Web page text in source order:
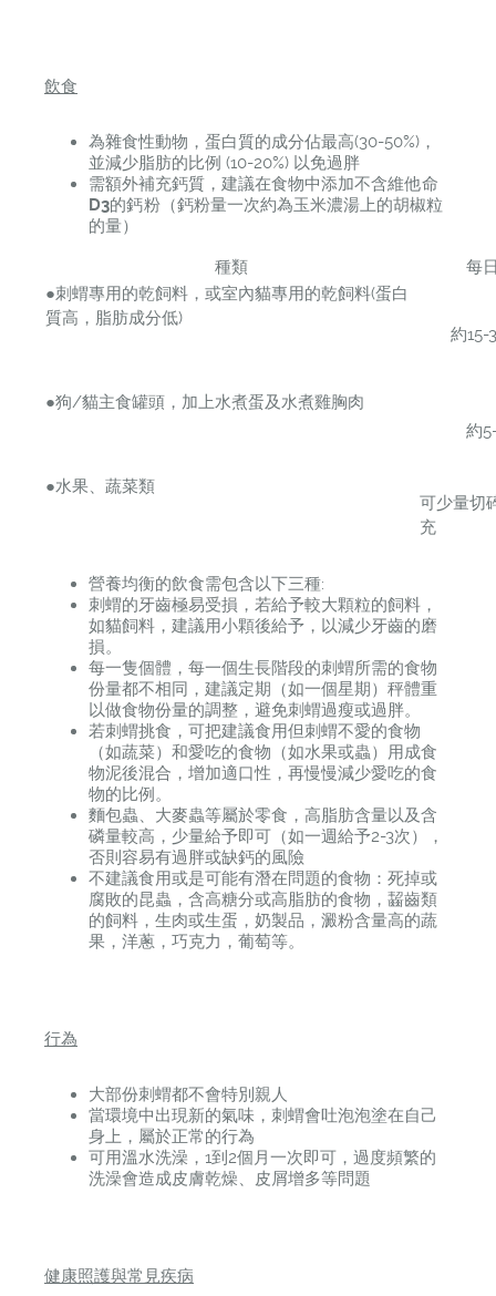
飲食
為雜食性動物，蛋白質的成分佔最高(30-50%)，
並減少脂肪的比例 (10-20%) 以免過胖
需額外補充鈣質，建議在食物中添加不含維他命
D3的鈣粉（鈣粉量一次約為玉米濃湯上的胡椒粒
的量）
種類
每日
●刺蝟專用的乾飼料，或室內貓專用的乾飼料(蛋白
質高，脂肪成分低)
約15-
●狗/貓主食罐頭，加上水煮蛋及水煮雞胸肉
約5-
●水果、蔬菜類
可少量切
充
營養均衡的飲食需包含以下三種:
刺蝟的牙齒極易受損，若給予較大顆粒的飼料，
如貓飼料，建議用小顆後給予，以減少牙齒的磨
損。
每一隻個體，每一個生長階段的刺蝟所需的食物
份量都不相同，建議定期（如一個星期）秤體重
以做食物份量的調整，避免刺蝟過瘦或過胖。
若刺蝟挑食，可把建議食用但刺蝟不愛的食物
（如蔬菜）和愛吃的食物（如水果或蟲）用成食
物泥後混合，增加適口性，再慢慢減少愛吃的食
物的比例。
麵包蟲、大麥蟲等屬於零食，高脂肪含量以及含
磷量較高，少量給予即可（如一週給予2-3次），
否則容易有過胖或缺鈣的風險
不建議食用或是可能有潛在問題的食物：死掉或
腐敗的昆蟲，含高糖分或高脂肪的食物，齧齒類
的飼料，生肉或生蛋，奶製品，澱粉含量高的蔬
果，洋蔥，巧克力，葡萄等。
行為
大部份刺蝟都不會特別親人
當環境中出現新的氣味，刺蝟會吐泡泡塗在自己
身上，屬於正常的行為
可用溫水洗澡，1到2個月一次即可，過度頻繁的
洗澡會造成皮膚乾燥、皮屑增多等問題
健康照護與常見疾病